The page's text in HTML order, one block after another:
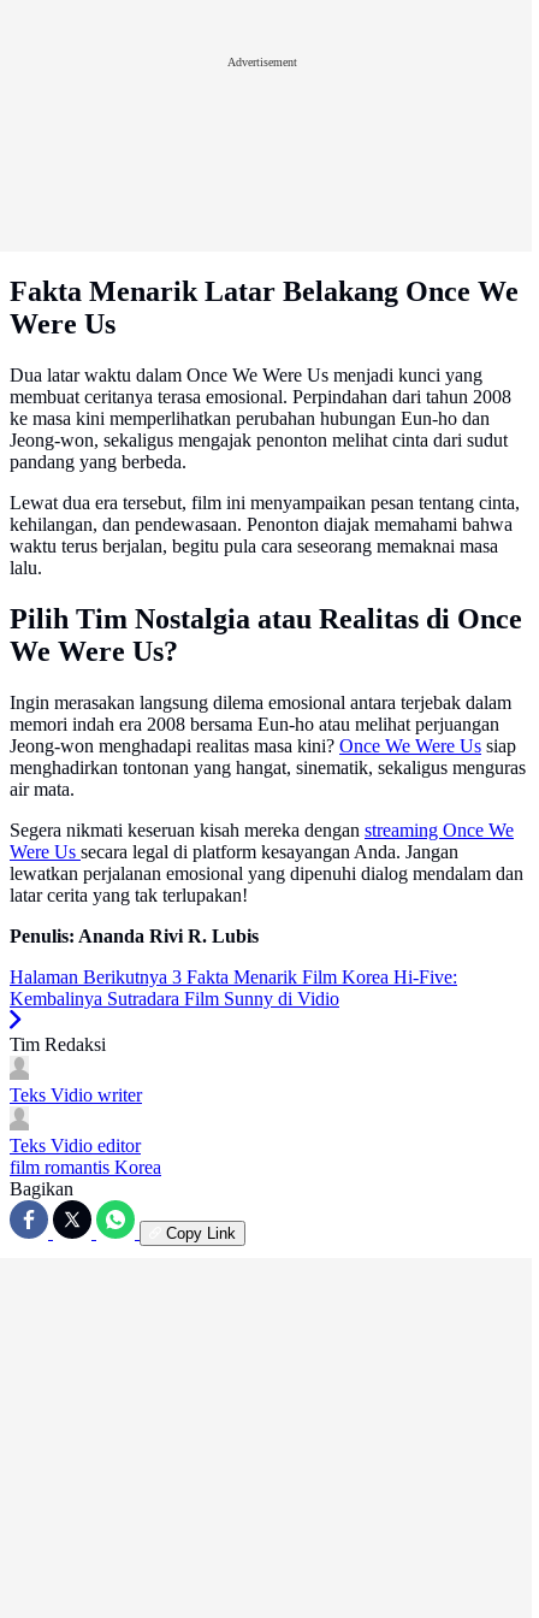
Advertisement
Fakta Menarik Latar Belakang Once We
Were Us
Dua latar waktu dalam Once We Were Us menjadi kunci yang
membuat ceritanya terasa emosional. Perpindahan dari tahun 2008
ke masa kini memperlihatkan perubahan hubungan Eun-ho dan
Jeong-won, sekaligus mengajak penonton melihat cinta dari sudut
pandang yang berbeda.
Lewat dua era tersebut, film ini menyampaikan pesan tentang cinta,
kehilangan, dan pendewasaan. Penonton diajak memahami bahwa
waktu terus berjalan, begitu pula cara seseorang memaknai masa
lalu.
Pilih Tim Nostalgia atau Realitas di Once
We Were Us?
Ingin merasakan langsung dilema emosional antara terjebak dalam
memori indah era 2008 bersama Eun-ho atau melihat perjuangan
Jeong-won menghadapi realitas masa kini? Once We Were Us siap
menghadirkan tontonan yang hangat, sinematik, sekaligus menguras
air mata.
Segera nikmati keseruan kisah mereka dengan streaming Once We
Were Us secara legal di platform kesayangan Anda. Jangan
lewatkan perjalanan emosional yang dipenuhi dialog mendalam dan
latar cerita yang tak terlupakan!
Penulis: Ananda Rivi R. Lubis
Halaman Berikutnya 3 Fakta Menarik Film Korea Hi-Five:
Kembalinya Sutradara Film Sunny di Vidio
Tim Redaksi
Teks Vidio writer
Teks Vidio editor
film romantis Korea
Bagikan
Copy Link